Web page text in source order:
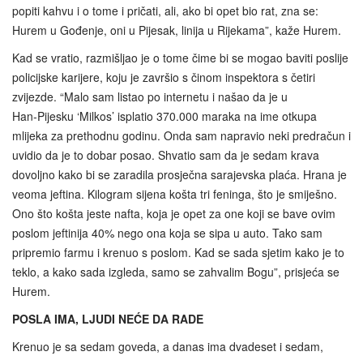
popiti kahvu i o tome i pričati, ali, ako bi opet bio rat, zna se:
Hurem u Gođenje, oni u Pijesak, linija u Rijekama”, kaže Hurem.
Kad se vratio, razmišljao je o tome čime bi se mogao baviti poslije
policijske karijere, koju je završio s činom inspektora s četiri
zvijezde. “Malo sam listao po internetu i našao da je u
Han‑Pijesku ‘Milkos’ isplatio 370.000 maraka na ime otkupa
mlijeka za prethodnu godinu. Onda sam napravio neki predračun i
uvidio da je to dobar posao. Shvatio sam da je sedam krava
dovoljno kako bi se zaradila prosječna sarajevska plaća. Hrana je
veoma jeftina. Kilogram sijena košta tri feninga, što je smiješno.
Ono što košta jeste nafta, koja je opet za one koji se bave ovim
poslom jeftinija 40% nego ona koja se sipa u auto. Tako sam
pripremio farmu i krenuo s poslom. Kad se sada sjetim kako je to
teklo, a kako sada izgleda, samo se zahvalim Bogu”, prisjeća se
Hurem.
POSLA IMA, LJUDI NEĆE DA RADE
Krenuo je sa sedam goveda, a danas ima dvadeset i sedam,